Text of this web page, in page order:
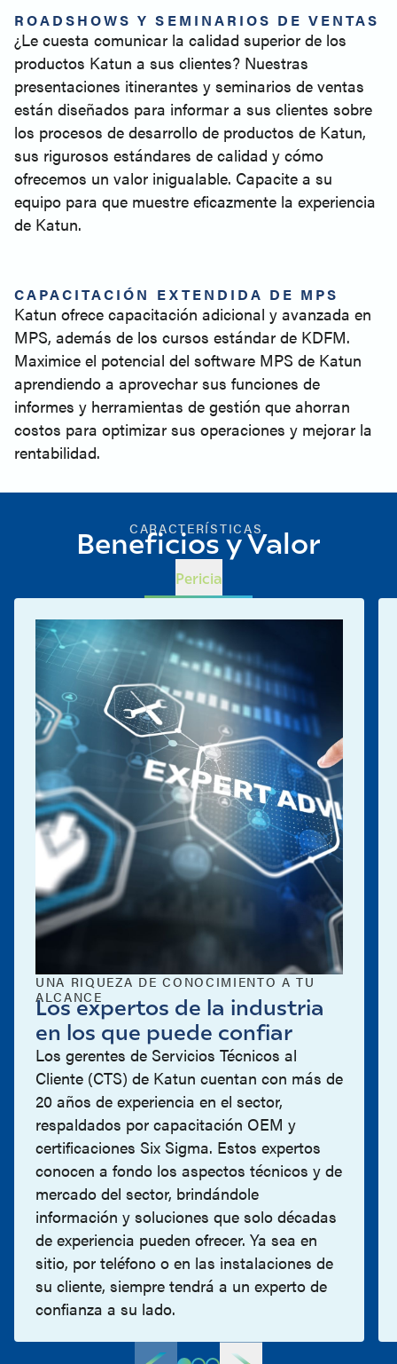
ROADSHOWS Y SEMINARIOS DE VENTAS
¿Le cuesta comunicar la calidad superior de los
productos Katun a sus clientes? Nuestras
presentaciones itinerantes y seminarios de ventas
están diseñados para informar a sus clientes sobre
los procesos de desarrollo de productos de Katun,
sus rigurosos estándares de calidad y cómo
ofrecemos un valor inigualable. Capacite a su
equipo para que muestre eficazmente la experiencia
de Katun.
CAPACITACIÓN EXTENDIDA DE MPS
Katun ofrece capacitación adicional y avanzada en
MPS, además de los cursos estándar de KDFM.
Maximice el potencial del software MPS de Katun
aprendiendo a aprovechar sus funciones de
informes y herramientas de gestión que ahorran
costos para optimizar sus operaciones y mejorar la
rentabilidad.
CARACTERÍSTICAS
Beneficios y Valor
Pericia
UNA RIQUEZA DE CONOCIMIENTO A TU
ALCANCE
Los expertos de la industria
en los que puede confiar
Los gerentes de Servicios Técnicos al
Cliente (CTS) de Katun cuentan con más de
20 años de experiencia en el sector,
respaldados por capacitación OEM y
certificaciones Six Sigma. Estos expertos
conocen a fondo los aspectos técnicos y de
mercado del sector, brindándole
información y soluciones que solo décadas
de experiencia pueden ofrecer. Ya sea en
sitio, por teléfono o en las instalaciones de
su cliente, siempre tendrá a un experto de
confianza a su lado.